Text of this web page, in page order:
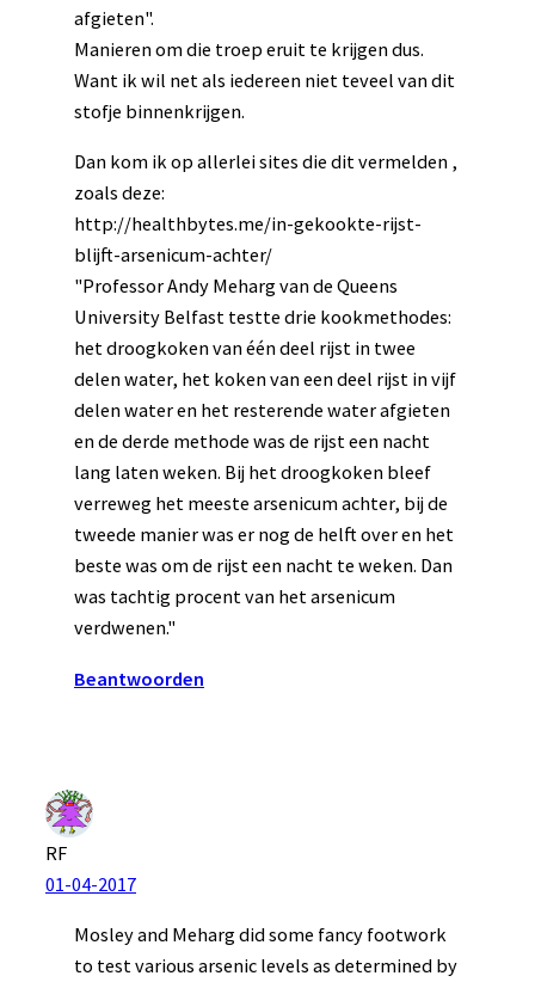
afgieten".
Manieren om die troep eruit te krijgen dus.
Want ik wil net als iedereen niet teveel van dit
stofje binnenkrijgen.
Dan kom ik op allerlei sites die dit vermelden ,
zoals deze:
http://healthbytes.me/in-gekookte-rijst-
blijft-arsenicum-achter/
"Professor Andy Meharg van de Queens
University Belfast testte drie kookmethodes:
het droogkoken van één deel rijst in twee
delen water, het koken van een deel rijst in vijf
delen water en het resterende water afgieten
en de derde methode was de rijst een nacht
lang laten weken. Bij het droogkoken bleef
verreweg het meeste arsenicum achter, bij de
tweede manier was er nog de helft over en het
beste was om de rijst een nacht te weken. Dan
was tachtig procent van het arsenicum
verdwenen."
Beantwoorden
RF
01-04-2017
Mosley and Meharg did some fancy footwork
to test various arsenic levels as determined by